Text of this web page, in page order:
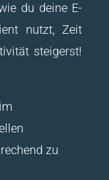
du deine E-
nutzt, Zeit
steigerst!
zu